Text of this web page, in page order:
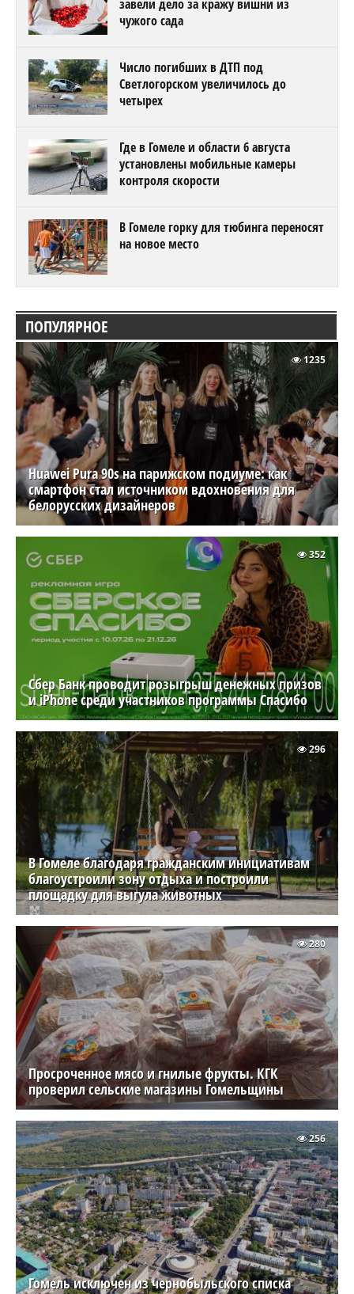
завели дело за кражу вишни из
чужого сада
Число погибших в ДТП под
Светлогорском увеличилось до
четырех
Где в Гомеле и области 6 августа
установлены мобильные камеры
контроля скорости
В Гомеле горку для тюбинга переносят
на новое место
ПОПУЛЯРНОЕ
Huawei Pura 90s на парижском подиуме: как
смартфон стал источником вдохновения для
белорусских дизайнеров
1235
Сбер Банк проводит розыгрыш денежных призов
и iPhone среди участников программы Спасибо
352
В Гомеле благодаря гражданским инициативам
благоустроили зону отдыха и построили
площадку для выгула животных
296
Просроченное мясо и гнилые фрукты. КГК
проверил сельские магазины Гомельщины
280
Гомель исключен из чернобыльского списка
256